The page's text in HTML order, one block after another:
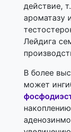
действие,
ароматазу
Лейдига
В более
может